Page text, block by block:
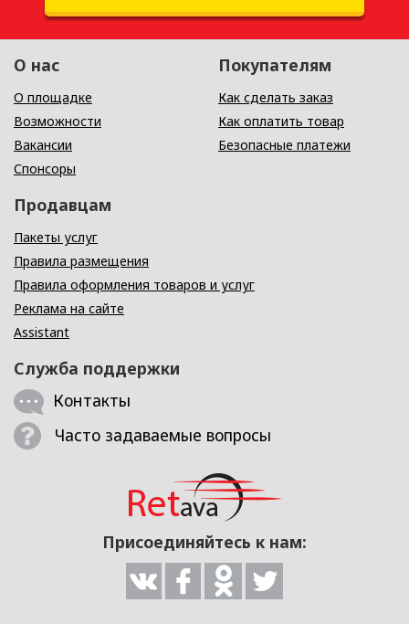
О нас
О площадке
Возможности
Вакансии
Спонсоры
Покупателям
Как сделать заказ
Как оплатить товар
Безопасные платежи
Продавцам
Пакеты услуг
Правила размещения
Правила оформления товаров и услуг
Реклама на сайте
Assistant
Служба поддержки
Контакты
Часто задаваемые вопросы
Присоединяйтесь к нам: